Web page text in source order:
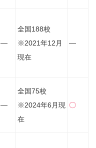
―
全国188校
※2021年12月
現在
―
―
全国75校
※2024年6月現
在
〇